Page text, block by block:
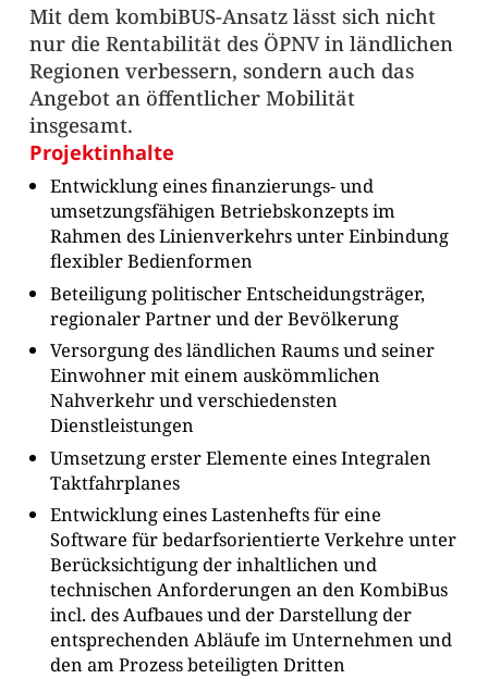
Mit dem kombiBUS-Ansatz lässt sich nicht
nur die Rentabilität des ÖPNV in ländlichen
Regionen verbessern, sondern auch das
Angebot an öffentlicher Mobilität
insgesamt.
Projektinhalte
Entwicklung eines finanzierungs- und
umsetzungsfähigen Betriebskonzepts im
Rahmen des Linienverkehrs unter Einbindung
flexibler Bedienformen
Beteiligung politischer Entscheidungsträger,
regionaler Partner und der Bevölkerung
Versorgung des ländlichen Raums und seiner
Einwohner mit einem auskömmlichen
Nahverkehr und verschiedensten
Dienstleistungen
Umsetzung erster Elemente eines Integralen
Taktfahrplanes
Entwicklung eines Lastenhefts für eine
Software für bedarfsorientierte Verkehre unter
Berücksichtigung der inhaltlichen und
technischen Anforderungen an den KombiBus
incl. des Aufbaues und der Darstellung der
entsprechenden Abläufe im Unternehmen und
den am Prozess beteiligten Dritten